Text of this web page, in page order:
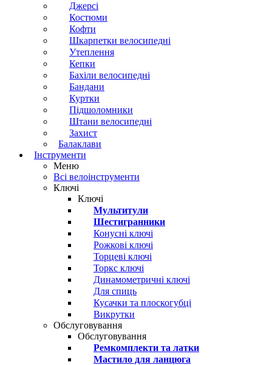
Джерсі
Костюми
Кофти
Шкарпетки велосипедні
Утеплення
Кепки
Бахіли велосипедні
Бандани
Куртки
Підшоломники
Штани велосипедні
Захист
Балаклави
Інструменти
Меню
Всі велоінструменти
Ключі
Ключі
Мультитули
Шестигранники
Конусні ключі
Рожкові ключі
Торцеві ключі
Торкс ключі
Динамометричні ключі
Для спиць
Кусачки та плоскогубці
Викрутки
Обслуговування
Обслуговування
Ремкомплекти та латки
Мастило для ланцюга